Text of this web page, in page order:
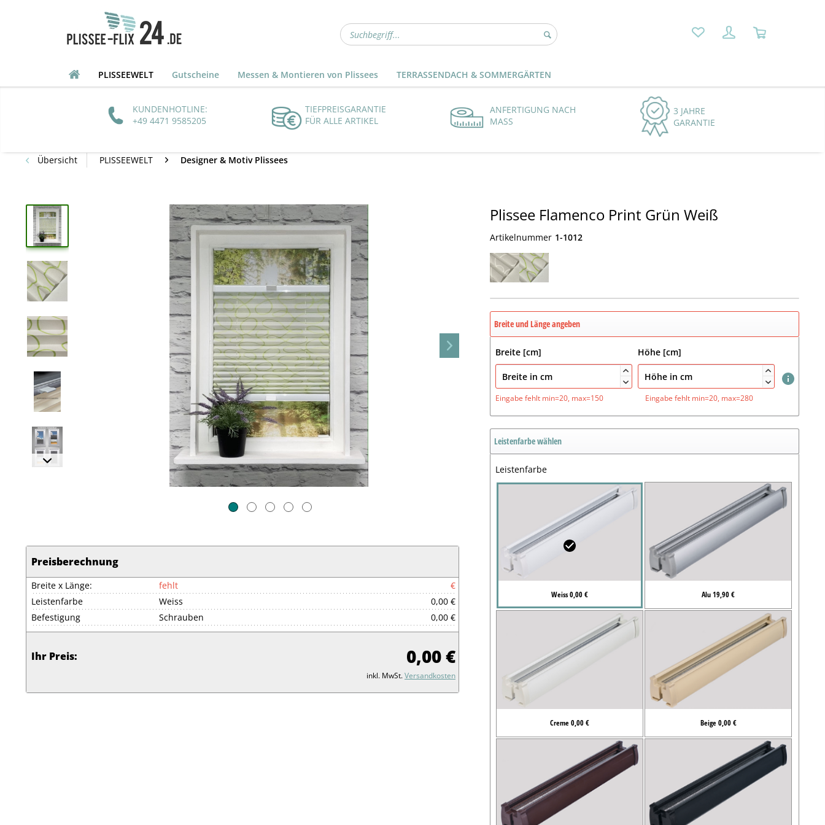
PLISSEEWELT Gutscheine Messen & Montieren von Plissees TERRASSENDACH & SOMMERGÄRTEN
KUNDENHOTLINE:
+49 4471 9585205
TIEFPREISGARANTIE
FÜR ALLE ARTIKEL
ANFERTIGUNG NACH
MASS
3 JAHRE
GARANTIE
Übersicht PLISSEEWELT Designer & Motiv Plissees
Preisberechnung
Breite x Länge: fehlt
€
Leistenfarbe
Weiss
0,00 €
Befestigung
Schrauben 0,00 €
Ihr Preis: 0,00 €
inkl. MwSt.Versandkosten
Plissee Flamenco Print Grün Weiß
Artikelnummer 1-1012
Breite und Länge angeben
Breite [cm]


Höhe [cm]


Eingabe fehlt min=20, max=150 Eingabe fehlt min=20, max=280
Leistenfarbe wählen
Leistenfarbe
Weiss 0,00 € Alu 19,90 €
Creme 0,00 € Beige 0,00 €